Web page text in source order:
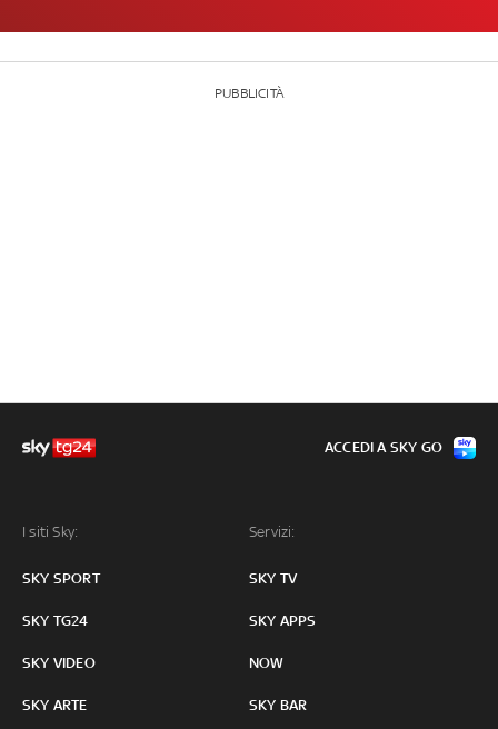
PUBBLICITÀ
I siti Sky:
SKY SPORT
SKY TG24
SKY VIDEO
SKY ARTE
Servizi:
SKY TV
SKY APPS
NOW
SKY BAR
ACCEDI A SKY GO